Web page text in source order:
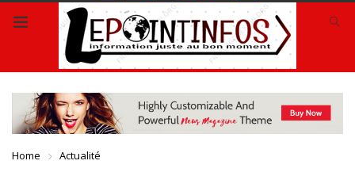
Home Actualité